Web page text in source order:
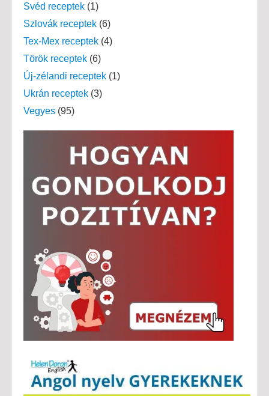
Svéd receptek(1)
Szlovák receptek(6)
Tex-Mex receptek(4)
Török receptek(6)
Új-zélandi receptek(1)
Ukrán receptek(3)
Vegyes(95)